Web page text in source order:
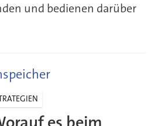
und bedienen darüber